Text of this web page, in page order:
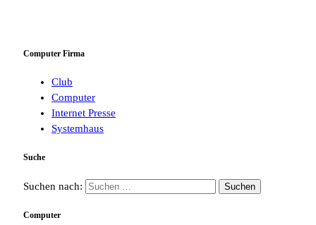
Computer Firma
Club
Computer
Internet Presse
Systemhaus
Suche
Suchen nach:
Computer